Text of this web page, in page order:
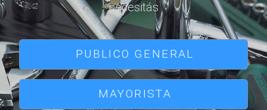
necesitás
PUBLICO GENERAL
MAYORISTA